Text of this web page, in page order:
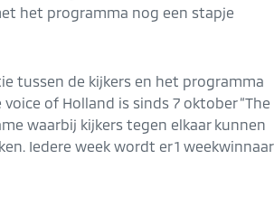
het programma nog een stapje
tussen de kijkers en het programma
of Holland is sinds 7 oktober “The
waarbij kijkers tegen elkaar kunnen
Iedere week wordt er 1 weekwinnaar